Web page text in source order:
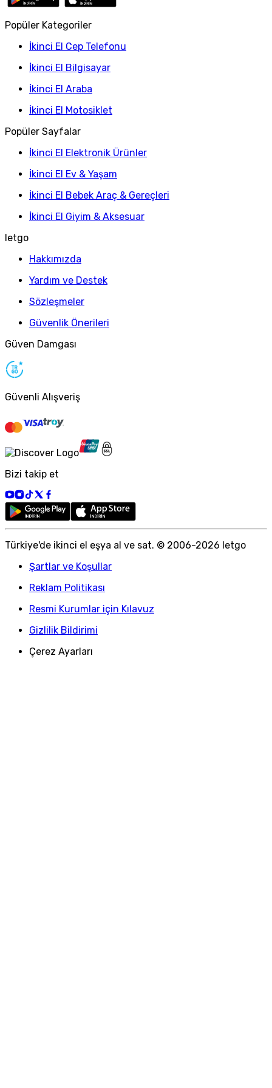
Popüler Kategoriler
İkinci El Cep Telefonu
İkinci El Bilgisayar
İkinci El Araba
İkinci El Motosiklet
Popüler Sayfalar
İkinci El Elektronik Ürünler
İkinci El Ev & Yaşam
İkinci El Bebek Araç & Gereçleri
İkinci El Giyim & Aksesuar
letgo
Hakkımızda
Yardım ve Destek
Sözleşmeler
Güvenlik Önerileri
Güven Damgası
Güvenli Alışveriş
Bizi takip et
Türkiye'de ikinci el eşya al ve sat. © 2006-2026 letgo
Şartlar ve Koşullar
Reklam Politikası
Resmi Kurumlar için Kılavuz
Gizlilik Bildirimi
Çerez Ayarları